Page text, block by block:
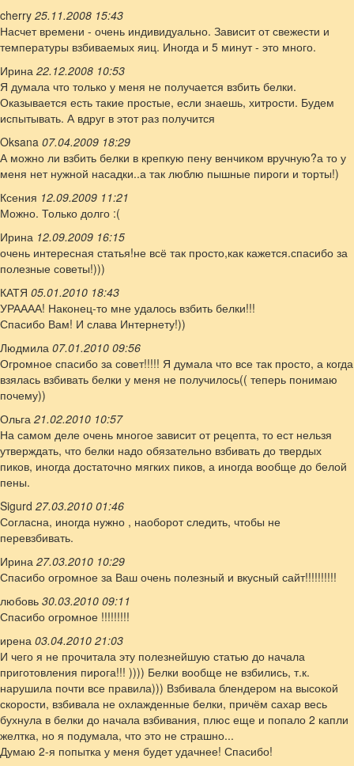
cherry 25.11.2008 15:43
Насчет времени - очень индивидуально. Зависит от свежести и
температуры взбиваемых яиц. Иногда и 5 минут - это много.
Ирина 22.12.2008 10:53
Я думала что только у меня не получается взбить белки.
Оказывается есть такие простые, если знаешь, хитрости. Будем
испытывать. А вдруг в этот раз получится
Oksana 07.04.2009 18:29
А можно ли взбить белки в крепкую пену венчиком вручную?а то у
меня нет нужной насадки..а так люблю пышные пироги и торты!)
Ксения 12.09.2009 11:21
Можно. Только долго :(
Ирина 12.09.2009 16:15
очень интересная статья!не всё так просто,как кажется.спасибо за
полезные советы!)))
КАТЯ 05.01.2010 18:43
УРАААА! Наконец-то мне удалось взбить белки!!!
Спасибо Вам! И слава Интернету!))
Людмила 07.01.2010 09:56
Огромное спасибо за совет!!!!! Я думала что все так просто, а когда
взялась взбивать белки у меня не получилось(( теперь понимаю
почему))
Ольга 21.02.2010 10:57
На самом деле очень многое зависит от рецепта, то ест нельзя
утверждать, что белки надо обязательно взбивать до твердых
пиков, иногда достаточно мягких пиков, а иногда вообще до белой
пены.
Sigurd 27.03.2010 01:46
Согласна, иногда нужно , наоборот следить, чтобы не
перевзбивать.
Ирина 27.03.2010 10:29
Спасибо огромное за Ваш очень полезный и вкусный сайт!!!!!!!!!!
любовь 30.03.2010 09:11
Спасибо огромное !!!!!!!!!
ирена 03.04.2010 21:03
И чего я не прочитала эту полезнейшую статью до начала
приготовления пирога!!! )))) Белки вообще не взбились, т.к.
нарушила почти все правила))) Взбивала блендером на высокой
скорости, взбивала не охлажденные белки, причём сахар весь
бухнула в белки до начала взбивания, плюс еще и попало 2 капли
желтка, но я подумала, что это не страшно...
Думаю 2-я попытка у меня будет удачнее! Спасибо!